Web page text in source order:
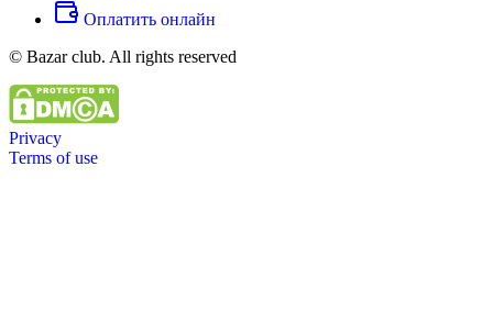
Оплатить онлайн
© Bazar club. All rights reserved
Privacy
Terms of use